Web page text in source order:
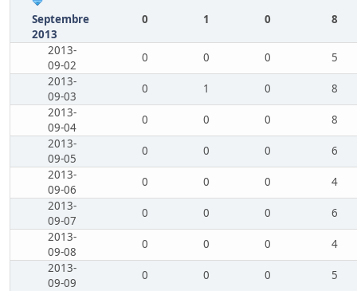
Septembre
2013
0 1 0 8
2013-
09-02
0 0 0
5
2013-
09-03
0 1 0
8
2013-
09-04
0 0 0
8
2013-
09-05
0 0 0
6
2013-
09-06
0 0 0
4
2013-
09-07
0 0 0
6
2013-
09-08
0 0 0
4
2013-
09-09
0 0 0
5